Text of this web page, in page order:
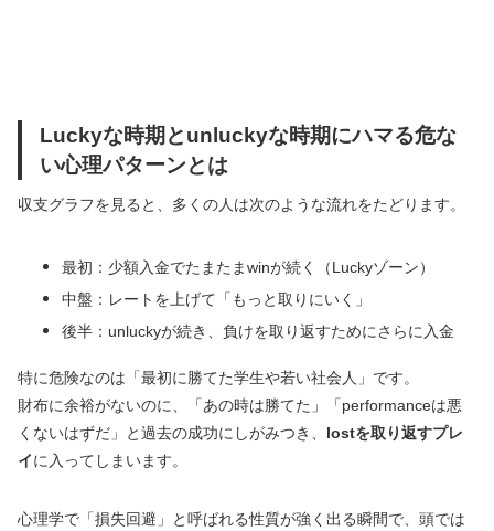
Luckyな時期とunluckyな時期にハマる危な
い心理パターンとは
収支グラフを見ると、多くの人は次のような流れをたどります。
最初：少額入金でたまたまwinが続く（Luckyゾーン）
中盤：レートを上げて「もっと取りにいく」
後半：unluckyが続き、負けを取り返すためにさらに入金
特に危険なのは「最初に勝てた学生や若い社会人」です。
財布に余裕がないのに、「あの時は勝てた」「performanceは悪
くないはずだ」と過去の成功にしがみつき、 lostを取り返すプレ
イに入ってしまいます。
心理学で「損失回避」と呼ばれる性質が強く出る瞬間で、頭では